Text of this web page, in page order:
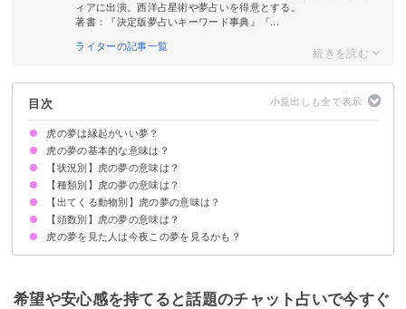
ィアに出演。西洋占星術や夢占いを得意とする。
著書：『決定版夢占いキーワード事典』『...
ライターの記事一覧
目次
虎の夢は縁起がいい夢？
虎の夢の基本的な意味は？
エネルギーや名誉を暗示
状況/種類/頭数などで意味が決まる
【状況別】虎の夢の意味は？
虎が家に入ってくる夢【吉夢】
虎を飼う夢【吉夢】
虎に噛まれる夢【警告夢】
虎に食べられる夢【警告夢】
虎から逃げる夢【警告夢】
虎と戦う夢【吉夢】
虎に追いかけられる夢【警告夢】
虎に襲われる夢【警告夢】
虎になる夢【警告夢】
虎が死ぬ夢【凶夢】
虎を撫でる夢【吉夢】
虎に舐められる夢【吉夢】
【種類別】虎の夢の意味は？
虎の子・赤ちゃんが出てくる夢【吉夢】
虎の親子が出てくる夢【吉夢】
白い虎（ホワイトタイガー）が出てくる夢【吉夢】
黒い虎が出てくる夢【吉夢】
大きい虎が出てくる夢【警告夢】
赤い虎が出てくる夢【警告夢】
金色の虎が出てくる夢【吉夢】
年老いた虎が出てくる夢【凶夢】
虎の絵が出てくる夢【警告夢】
【出てくる動物別】虎の夢の意味は？
蛇と虎の夢【吉夢】
虎とライオンの夢【警告夢】
虎と猫の夢【警告夢】
虎とカエルの夢【吉夢】
【頭数別】虎の夢の意味は？
1匹の虎が出てくる夢【警告夢】
2匹の虎が出てくる夢【吉夢】
虎の大群が出てくる夢【凶夢】
虎の夢を見た人は今夜この夢を見るかも？
空港を出発する夢
窓や部屋の鍵を開ける夢
雨があがる夢
希望や安心感を持てると話題のチャット占いで今すぐ